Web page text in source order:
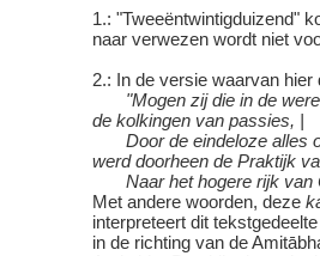
1.: "Tweeëntwintigduizend"
naar verwezen wordt niet
2.: In de versie waarvan
"Mogen zij die in de
de kolkingen van passies, |
Door de eindeloze alles
werd doorheen de Praktijk
Naar het hogere rijk van
Met andere woorden, deze
interpreteert dit
in de richting van de